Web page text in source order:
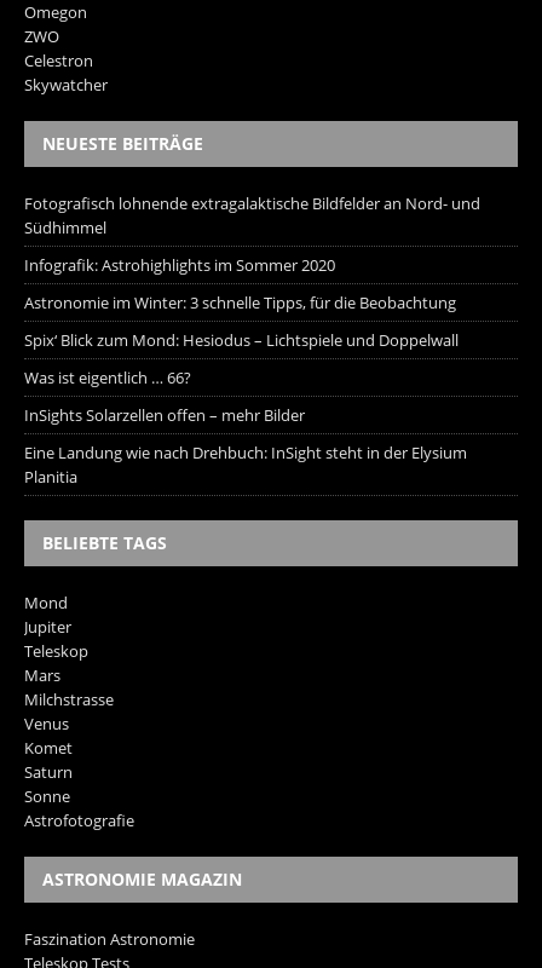
Omegon
ZWO
Celestron
Skywatcher
NEUESTE BEITRÄGE
Fotografisch lohnende extragalaktische Bildfelder an Nord- und
Südhimmel
Infografik: Astrohighlights im Sommer 2020
Astronomie im Winter: 3 schnelle Tipps, für die Beobachtung
Spix‘ Blick zum Mond: Hesiodus – Lichtspiele und Doppelwall
Was ist eigentlich … 66?
InSights Solarzellen offen – mehr Bilder
Eine Landung wie nach Drehbuch: InSight steht in der Elysium
Planitia
BELIEBTE TAGS
Mond
Jupiter
Teleskop
Mars
Milchstrasse
Venus
Komet
Saturn
Sonne
Astrofotografie
ASTRONOMIE MAGAZIN
Faszination Astronomie
Teleskop Tests